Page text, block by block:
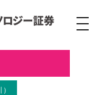
ナ
ビ